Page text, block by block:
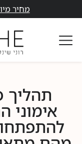
מחיר
תהליך
אימוני